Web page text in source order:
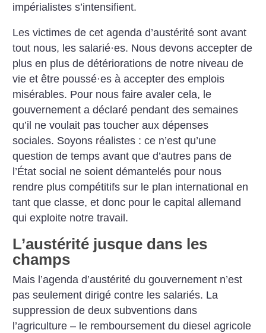
impérialistes s’intensifient.
Les victimes de cet agenda d’austérité sont avant
tout nous, les salarié·es. Nous devons accepter de
plus en plus de détériorations de notre niveau de
vie et être poussé·es à accepter des emplois
misérables. Pour nous faire avaler cela, le
gouvernement a déclaré pendant des semaines
qu’il ne voulait pas toucher aux dépenses
sociales. Soyons réalistes : ce n’est qu’une
question de temps avant que d’autres pans de
l’État social ne soient démantelés pour nous
rendre plus compétitifs sur le plan international en
tant que classe, et donc pour le capital allemand
qui exploite notre travail.
L’austérité jusque dans les
champs
Mais l’agenda d’austérité du gouvernement n’est
pas seulement dirigé contre les salariés. La
suppression de deux subventions dans
l’agriculture – le remboursement du diesel agricole